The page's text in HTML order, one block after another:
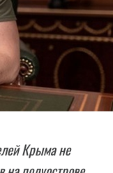
Крыма не